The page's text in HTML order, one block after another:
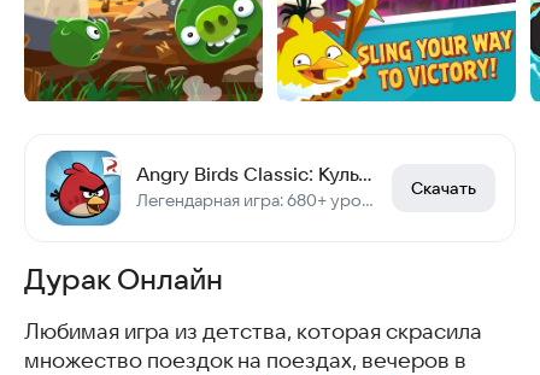
Angry Birds Classic: Культовая аркада на Android
Легендарная игра: 680+ уровней, офлайн, бесплатно
Скачать
Дурак Онлайн
Любимая игра из детства, которая скрасила
множество поездок на поездах, вечеров в